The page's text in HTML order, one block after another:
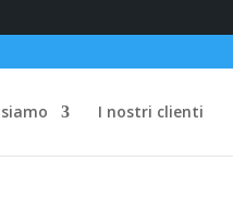
I nostri clienti